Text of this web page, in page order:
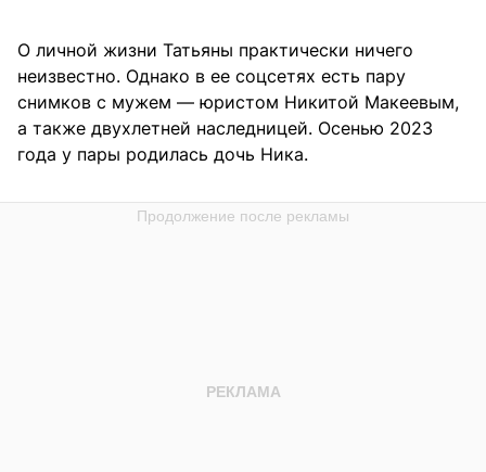
О личной жизни Татьяны практически ничего
неизвестно. Однако в ее соцсетях есть пару
снимков с мужем — юристом Никитой Макеевым,
а также двухлетней наследницей. Осенью 2023
года у пары родилась дочь Ника.